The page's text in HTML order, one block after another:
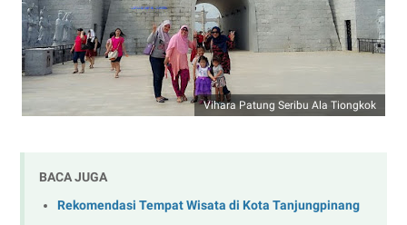
Vihara Patung Seribu Ala Tiongkok
BACA JUGA
Rekomendasi Tempat Wisata di Kota Tanjungpinang